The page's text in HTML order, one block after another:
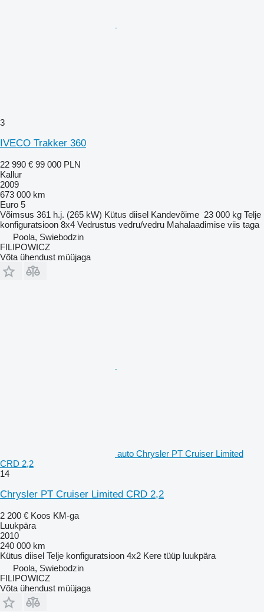
3
IVECO Trakker 360
22 990 € 99 000 PLN
Kallur
2009
673 000 km
Euro 5
Võimsus 361 h.j. (265 kW) Kütus diisel Kandevõime 23 000 kg Telje
konfiguratsioon 8x4 Vedrustus vedru/vedru Mahalaadimise viis taga
Poola, Swiebodzin
FILIPOWICZ
Võta ühendust müüjaga
auto Chrysler PT Cruiser Limited
CRD 2,2
14
Chrysler PT Cruiser Limited CRD 2,2
2 200 € Koos KM-ga
Luukpära
2010
240 000 km
Kütus diisel Telje konfiguratsioon 4x2 Kere tüüp luukpära
Poola, Swiebodzin
FILIPOWICZ
Võta ühendust müüjaga